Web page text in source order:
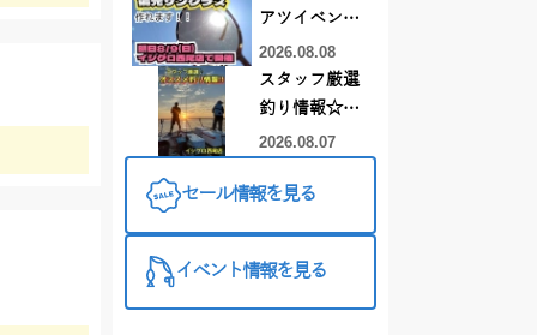
アツイベント
日！！！～オ
ーダー偏光グ
ラス受注会～
2026.08.08
スタッフ厳選
釣り情報☆彡
連休は何釣り
♪【イシグロ
2026.08.07
セール情報を見る
イベント情報を見る